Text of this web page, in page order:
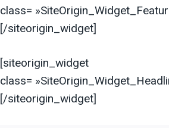
class=
[/siteorigin_widget]
[siteorigin_widget
class=
[/siteorigin_widget]